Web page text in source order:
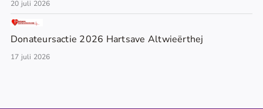
20 juli 2026
Donateursactie 2026 Hartsave Altwieërthej
17 juli 2026